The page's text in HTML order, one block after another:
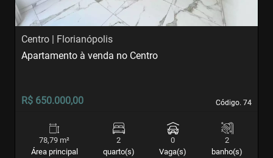
Centro | Florianópolis
Código. 74
Código. 74
Apartamento à venda no Centro
R$ 650.000,00
78,79 m²
Área principal
2
quarto(s)
0
Vaga(s)
2
banho(s)